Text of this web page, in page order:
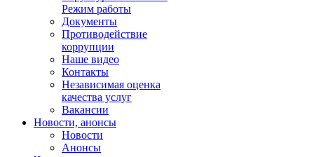
Режим работы
Документы
Противодействие
коррупции
Наше видео
Контакты
Независимая оценка
качества услуг
Вакансии
Новости, анонсы
Новости
Анонсы